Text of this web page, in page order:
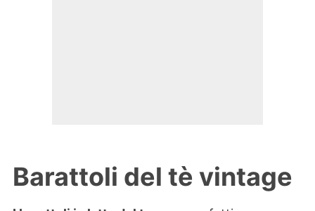
Barattoli del tè vintage